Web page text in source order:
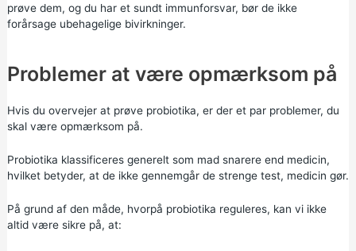
prøve dem, og du har et sundt immunforsvar, bør de ikke
forårsage ubehagelige bivirkninger.
Problemer at være opmærksom på
Hvis du overvejer at prøve probiotika, er der et par problemer, du
skal være opmærksom på.
Probiotika klassificeres generelt som mad snarere end medicin,
hvilket betyder, at de ikke gennemgår de strenge test, medicin gør.
På grund af den måde, hvorpå probiotika reguleres, kan vi ikke
altid være sikre på, at: